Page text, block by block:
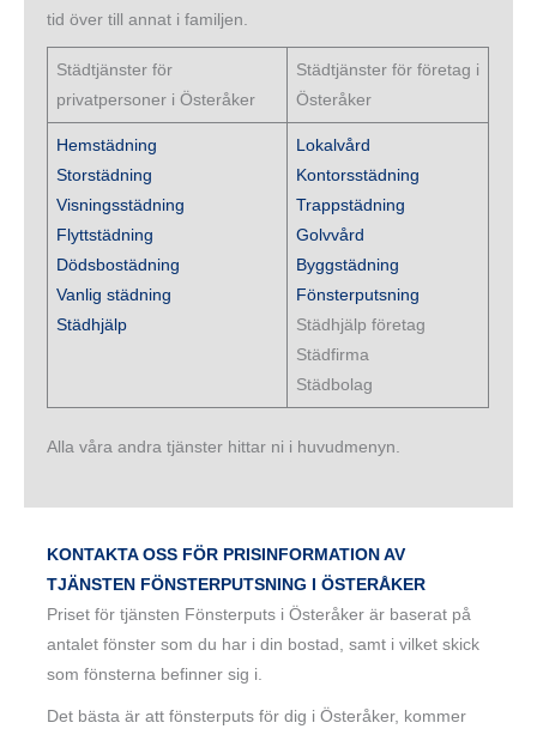
tid över till annat i familjen.
Städtjänster för
privatpersoner i Österåker
Städtjänster för företag i
Österåker
Hemstädning
Storstädning
Visningsstädning
Flyttstädning
Dödsbostädning
Vanlig städning
Städhjälp
Lokalvård
Kontorsstädning
Trappstädning
Golvvård
Byggstädning
Fönsterputsning
Städhjälp företag
Städfirma
Städbolag
Alla våra andra tjänster hittar ni i huvudmenyn.
KONTAKTA OSS FÖR PRISINFORMATION AV
TJÄNSTEN FÖNSTERPUTSNING I ÖSTERÅKER
Priset för tjänsten Fönsterputs i Österåker är baserat på
antalet fönster som du har i din bostad, samt i vilket skick
som fönsterna befinner sig i.
Det bästa är att fönsterputs för dig i Österåker, kommer